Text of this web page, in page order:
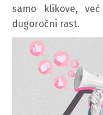
samo klikove,
dugoročni rast.